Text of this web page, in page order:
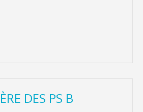
DES PS B